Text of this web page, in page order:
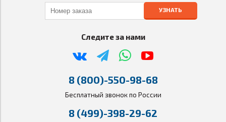
УЗНАТЬ
Следите за нами
8 (800)-550-98-68
Бесплатный звонок по России
8 (499)-398-29-62